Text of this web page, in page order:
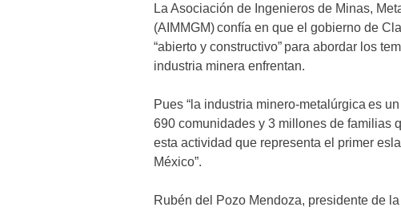
La Asociación de Ingenieros de Minas,
(AIMMGM) confía en que el gobierno de
“abierto y constructivo” para abordar los
industria minera enfrentan.
Pues “la industria minero-metalúrgica es
690 comunidades y 3 millones de familias
esta actividad que representa el primer
México”.
Rubén del Pozo Mendoza, presidente de